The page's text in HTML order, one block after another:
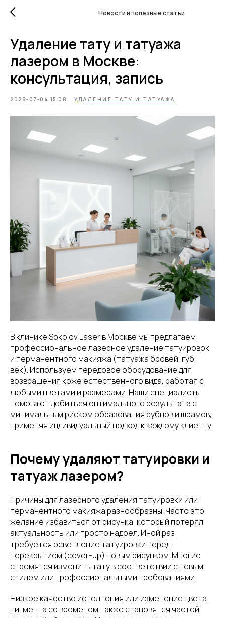
Новости и полезные статьи
Удаление тату и татуажа
лазером в Москве:
консультация, запись
2026-07-04 15:08 УДАЛЕНИЕ ТАТУ И ТАТУАЖА
В клинике Sokolov Laser в Москве мы предлагаем
профессиональное лазерное удаление татуировок
и перманентного макияжа (татуажа бровей, губ,
век). Используем передовое оборудование для
возвращения коже естественного вида, работая с
любыми цветами и размерами. Наши специалисты
помогают добиться оптимального результата с
минимальным риском образования рубцов и шрамов,
применяя индивидуальный подход к каждому клиенту.
Почему удаляют татуировки и
татуаж лазером?
Причины для лазерного удаления татуировки или
перманентного макияжа разнообразны. Часто это
желание избавиться от рисунка, который потерял
актуальность или просто надоел. Иной раз
требуется осветление татуировки перед
перекрытием (cover-up) новым рисунком. Многие
стремятся изменить тату в соответствии с новым
стилем или профессиональными требованиями.
Низкое качество исполнения или изменение цвета
пигмента со временем также становятся частой